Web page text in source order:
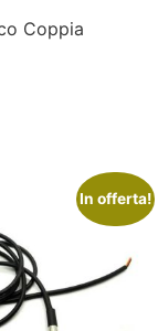
Coppia
In offerta!